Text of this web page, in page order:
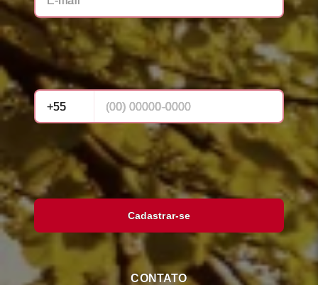
Cadastrar-se
CONTATO